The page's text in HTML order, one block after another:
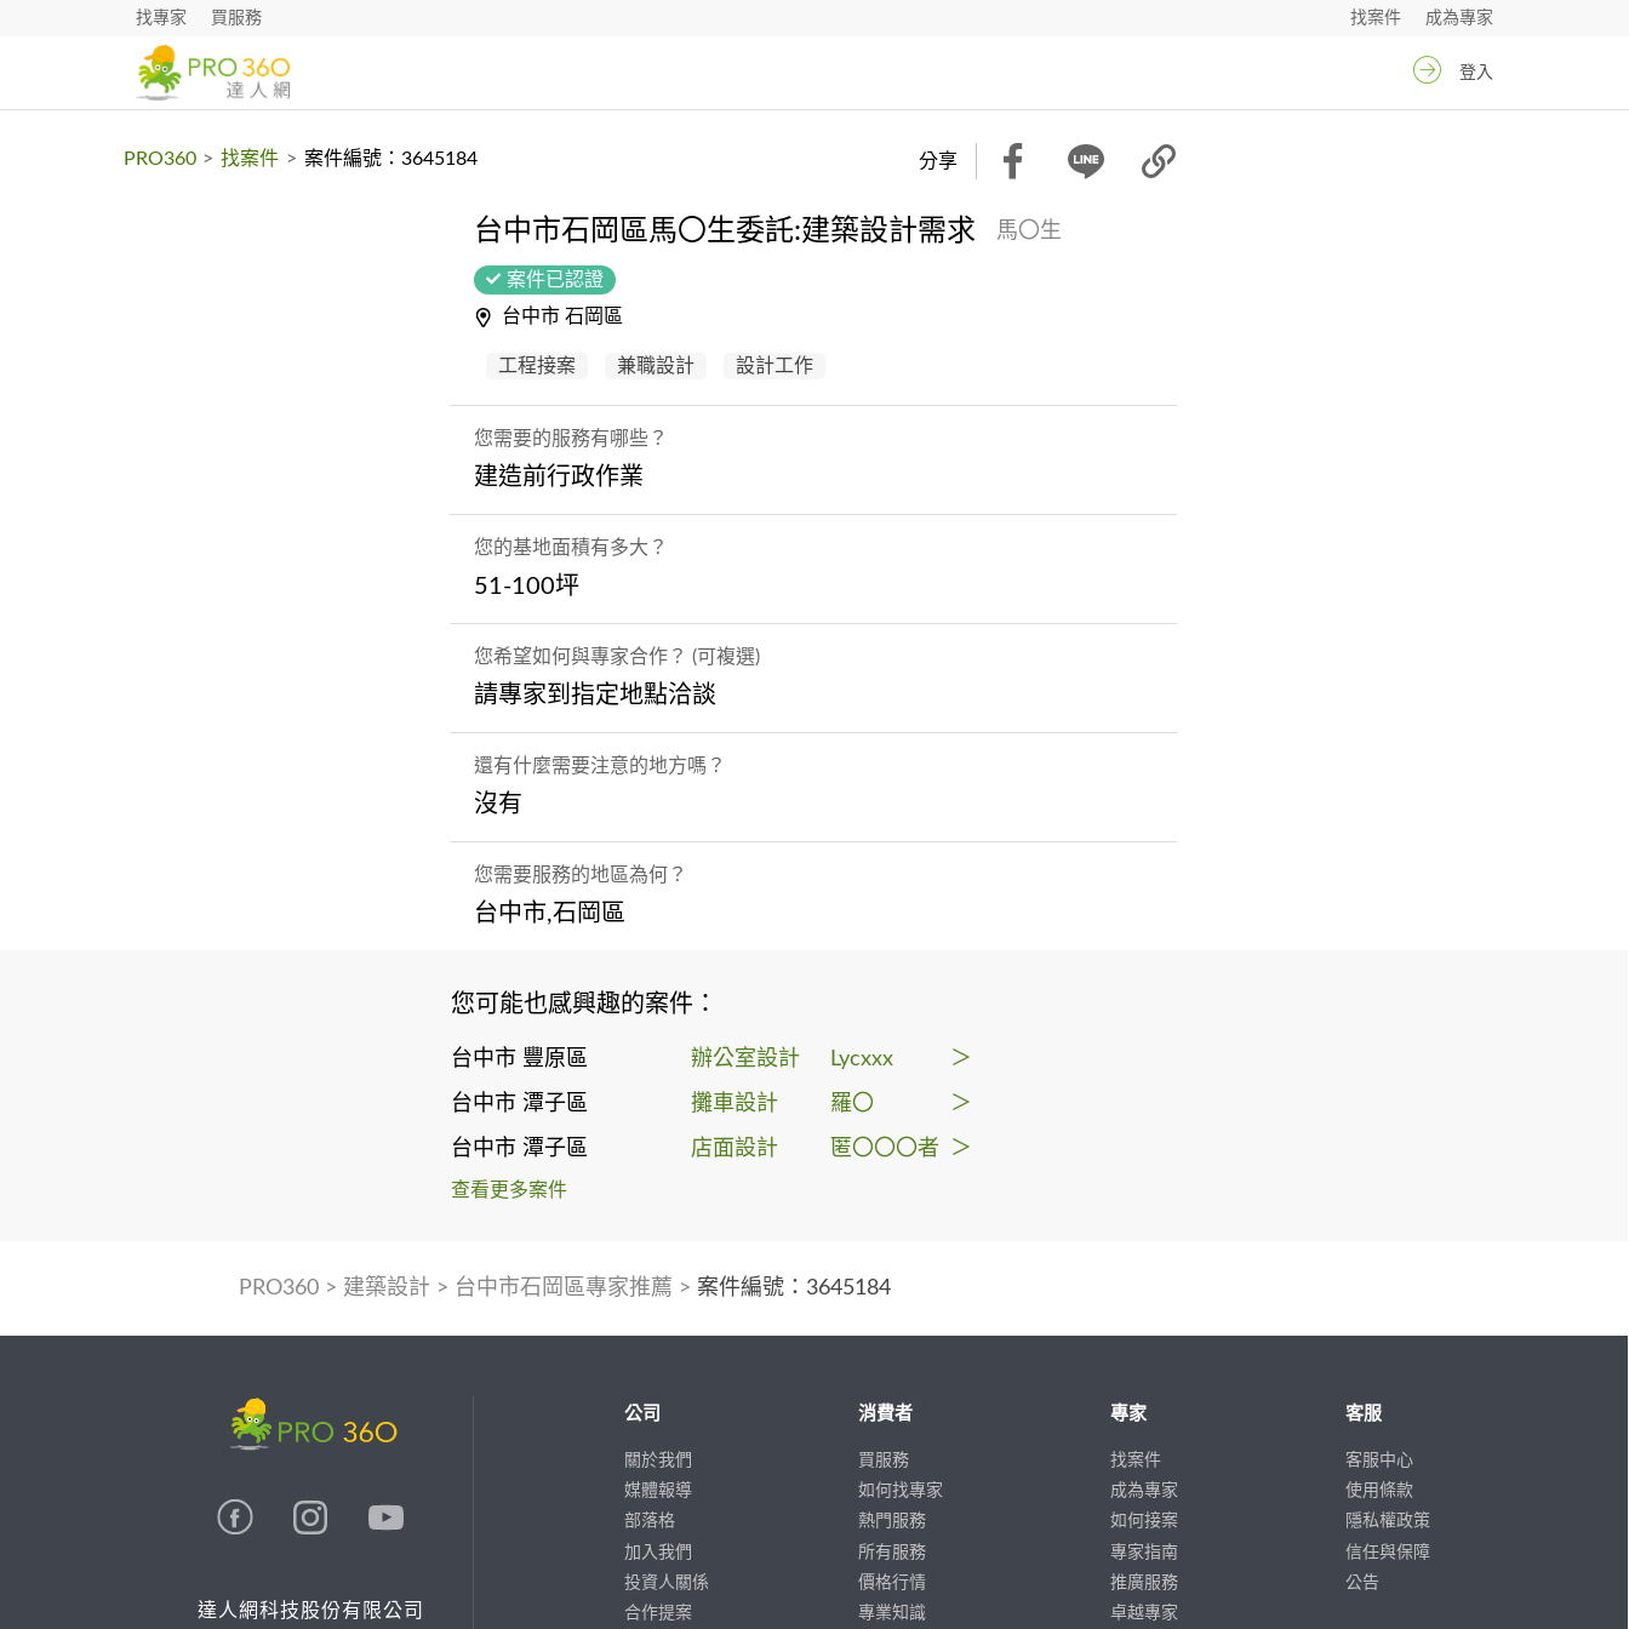
找專家 買服務 成為專家
找案件
登入
PRO360 > 找案件 > 案件編號：3645184 分享
台中市石岡區馬〇生委託:建築設計需求 馬〇生
案件已認證
台中市 石岡區
工程接案 兼職設計 設計工作
您需要的服務有哪些？
建造前行政作業
您的基地面積有多大？
51-100坪
您希望如何與專家合作？ (可複選)
請專家到指定地點洽談
還有什麼需要注意的地方嗎？
沒有
您需要服務的地區為何？
台中市,石岡區
您可能也感興趣的案件：
台中市 豐原區 辦公室設計 Lycxxx ＞
台中市 潭子區 攤車設計 羅〇 ＞
台中市 潭子區 店面設計 匿〇〇〇者 ＞
查看更多案件
PRO360> 建築設計 > 台中市石岡區專家推薦 > 案件編號：3645184
達人網科技股份有限公司
公司
關於我們
媒體報導
部落格
加入我們
投資人關係
合作提案
消費者
買服務
如何找專家
熱門服務
所有服務
價格行情
專業知識
專家
找案件
成為專家
如何接案
專家指南
推廣服務
卓越專家
客服
客服中心
使用條款
隱私權政策
信任與保障
公告